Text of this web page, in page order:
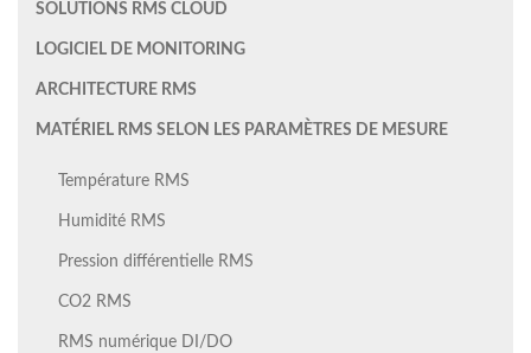
SOLUTIONS RMS CLOUD
LOGICIEL DE MONITORING
ARCHITECTURE RMS
MATÉRIEL RMS SELON LES PARAMÈTRES DE MESURE
Température RMS
Humidité RMS
Pression différentielle RMS
CO2 RMS
RMS numérique DI/DO